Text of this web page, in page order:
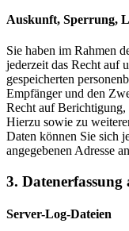
Auskunft, Sperrung,
Sie haben im Rahmen
jederzeit das Recht auf
gespeicherten
Empfänger und den
Recht auf Berichtigung,
Hierzu sowie zu
Daten können Sie sich
angegebenen Adresse
3. Datenerfassung
Server-Log-Dateien